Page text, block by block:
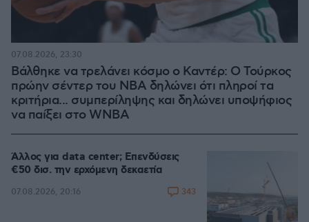
Βάλθηκε να τρελάνει κόσμο ο Καντέρ: Ο Τούρκος
πρώην σέντερ του NBA δηλώνει ότι πληροί τα
κριτήρια... συμπερίληψης και δηλώνει υποψήφιος
να παίξει στο WNBA
07.08.2026, 23:30
Άλλος για data center; Επενδύσεις
€50 δισ. την ερχόμενη δεκαετία
07.08.2026, 20:16 343